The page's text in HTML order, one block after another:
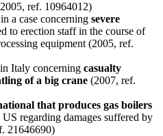
ref. 10964012)
in a case concerning severe
to erection staff in the course of
equipment (2005, ref.
Italy concerning casualty
of a big crane (2007, ref.
that produces gas boilers
US regarding damages suffered by
21646690)